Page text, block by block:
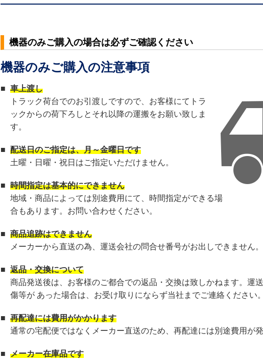
機器のみご購入の場合は必ずご確認ください
機器のみご購入の注意事項
■ 車上渡し
トラック荷台でのお引渡しですので、お客様にてトラ
ックからの荷下ろしとそれ以降の運搬をお願い致しま
す。
■ 配送日のご指定は、月～金曜日です
土曜・日曜・祝日はご指定いただけません。
■ 時間指定は基本的にできません
地域・商品によっては別途費用にて、時間指定ができる場
合もあります。お問い合わせください。
■ 商品追跡はできません
メーカーから直送の為、運送会社の問合せ番号がお出しできません
■ 返品・交換について
商品発送後は、お客様のご都合での返品・交換は致しかねます。運
傷等が あった場合は、お受け取りにならず当社までご連絡ください
■ 再配達には費用がかかります
通常の宅配便ではなくメーカー直送のため、再配達には別途費用が
■ メーカー在庫品です